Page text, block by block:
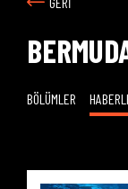
BÖLÜMLER